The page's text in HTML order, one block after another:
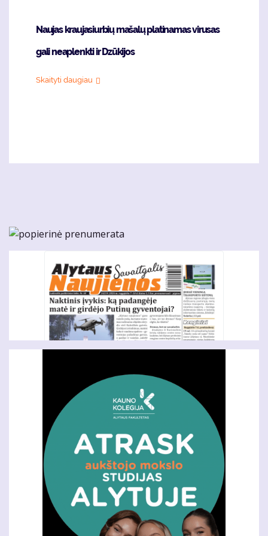
Naujas kraujasiurbių mašalų platinamas virusas
gali neaplenkti ir Dzūkijos
Skaityti daugiau